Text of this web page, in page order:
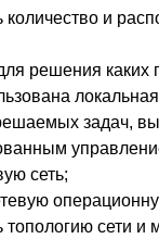
количество и
решения каких
локальная
задач,
сеть;
топологию сети и